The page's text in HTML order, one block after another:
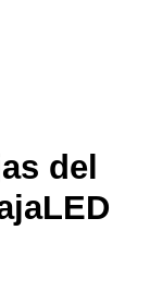
del